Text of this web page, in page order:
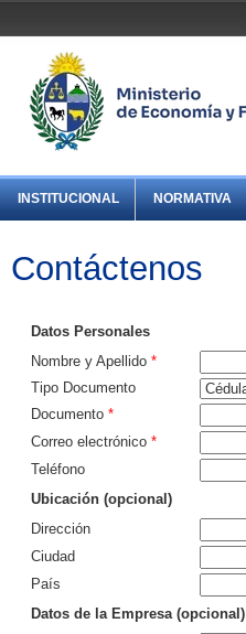
INSTITUCIONAL NORMATIVA
Contáctenos
Datos Personales
Nombre y Apellido *
Tipo Documento
Documento *
Correo electrónico *
Teléfono
Ubicación (opcional)
Dirección
Ciudad
País
Datos de la Empresa (opcional)